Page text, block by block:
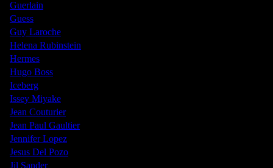
Guerlain
Guess
Guy Laroche
Helena Rubinstein
Hermes
Hugo Boss
Iceberg
Issey Miyake
Jean Couturier
Jean Paul Gaultier
Jennifer Lopez
Jesus Del Pozo
Jil Sander